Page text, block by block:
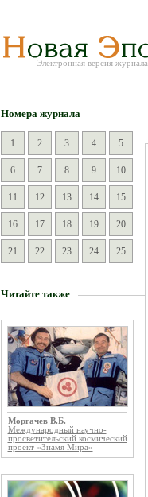
Электронная версия журнала
Номера журнала
1 2 3 4 5
6 7 8 9 10
11 12 13 14 15
16 17 18 19 20
21 22 23 24 25
Читайте также
Моргачев В.Б.
Международный научно-
просветительский космический
проект «Знамя Мира»